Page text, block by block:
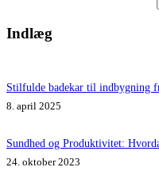
resultater
Indlæg
Stilfulde badekar til indbygning
8. april 2025
Sundhed og Produktivitet:
24. oktober 2023